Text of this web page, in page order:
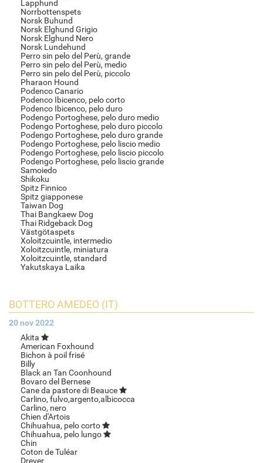
Lapphund
Norrbottenspets
Norsk Buhund
Norsk Elghund Grigio
Norsk Elghund Nero
Norsk Lundehund
Perro sin pelo del Perù, grande
Perro sin pelo del Perù, medio
Perro sin pelo del Perù, piccolo
Pharaon Hound
Podenco Canario
Podenco Ibicenco, pelo corto
Podenco Ibicenco, pelo duro
Podengo Portoghese, pelo duro medio
Podengo Portoghese, pelo duro piccolo
Podengo Portoghese, pelo duro grande
Podengo Portoghese, pelo liscio medio
Podengo Portoghese, pelo liscio piccolo
Podengo Portoghese, pelo liscio grande
Samoiedo
Shikoku
Spitz Finnico
Spitz giapponese
Taiwan Dog
Thai Bangkaew Dog
Thai Ridgeback Dog
Västgötaspets
Xoloitzcuintle, intermedio
Xoloitzcuintle, miniatura
Xoloitzcuintle, standard
Yakutskaya Laika
BOTTERO AMEDEO (IT)
20 nov 2022
Akita
American Foxhound
Bichon à poil frisé
Billy
Black an Tan Coonhound
Bovaro del Bernese
Cane da pastore di Beauce
Carlino, fulvo,argento,albicocca
Carlino, nero
Chien d'Artois
Chihuahua, pelo corto
Chihuahua, pelo lungo
Chin
Coton de Tuléar
Drever